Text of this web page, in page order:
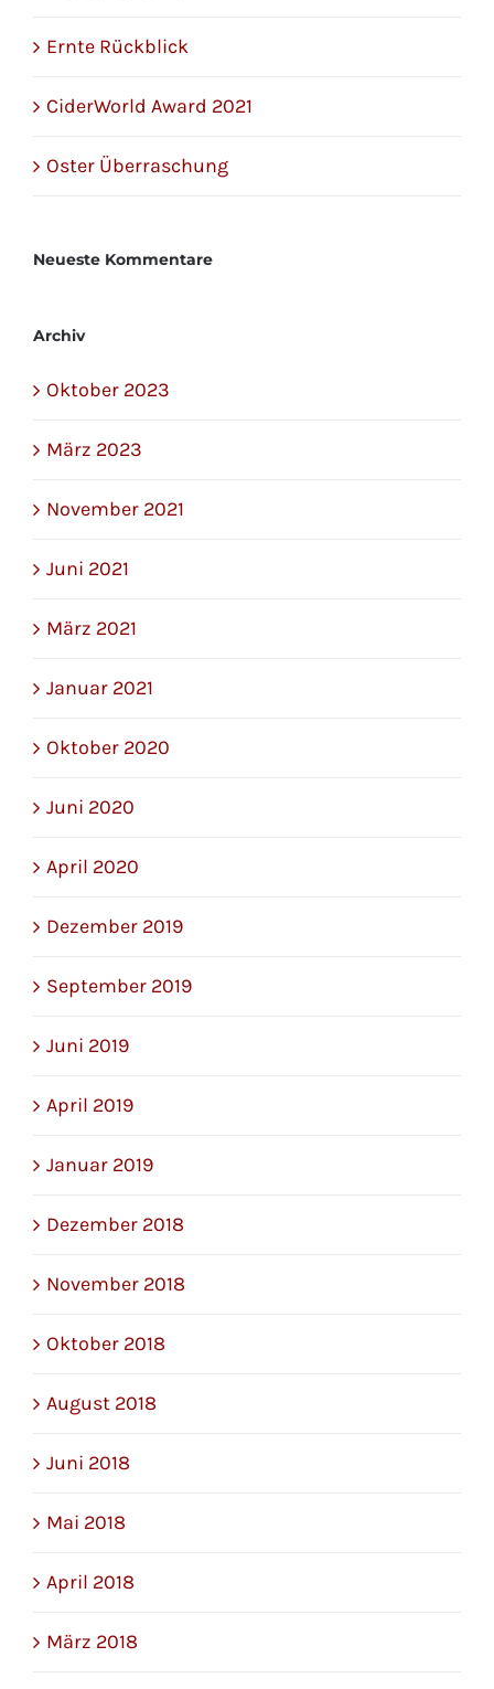
Ernte Rückblick
CiderWorld Award 2021
Oster Überraschung
Neueste Kommentare
Archiv
Oktober 2023
März 2023
November 2021
Juni 2021
März 2021
Januar 2021
Oktober 2020
Juni 2020
April 2020
Dezember 2019
September 2019
Juni 2019
April 2019
Januar 2019
Dezember 2018
November 2018
Oktober 2018
August 2018
Juni 2018
Mai 2018
April 2018
März 2018